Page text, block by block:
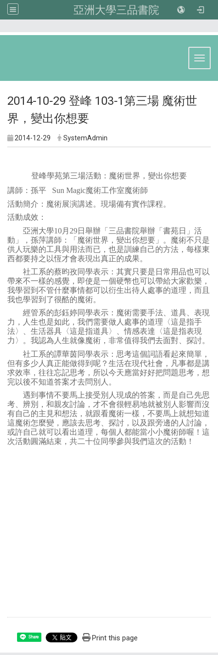
亞洲大學三品書院
2014-10-29 登峰 103-1第三場 魔術世
界，變出你想要
2014-12-29 SystemAdmin
登峰學苑第三場活動：魔術世界，變出你想要
講師：孫平 Sun Magic魔術工作室魔術師
活動簡介：魔術展演講述。現場備有實作課程。
活動成效：
亞洲大學10月29日舉辦「三品書院舉辦「書苑日」活
動」，孫萍講師：「魔術世界，變出你想要」。魔術不只是
供人玩樂的工具與用法而已，也是訓練自己的方法，每樣東
西都要持之以恆才會表現出真正的成果。
社工系的蔡昀孜同學表示：其實只要是日常用品也可以
帶來不一樣的感覺，即使是一個硬幣也可以帶給大家歡樂，
我學習到不管什麼事情都可以衍生出待人處事的道理，而且
我也學習到了很酷的魔術。
經管系的彭鈺婷同學表示：魔術需要手法、道具、表現
力，人生也是如此，我們需要做人處事的道理〈這是指手
法〉、生活器具〈這是指道具〉、情感表達〈這是指表現
力〉。我認為人生就像魔術，非常值得我們去面對、探討。
社工系的譚華茵同學表示：思考這個詞語看起來簡單，
但有多少人真正能做得到呢？生活在現代社會，凡事都是講
求效率，往往忘記思考，所以今天應當好好把問題思考，想
完以後不知道答案才去問別人。
遇到事情不要馬上接受別人現成的答案，而是自己先思
考、辨別，和親友討論，才不會很輕易地就被別人影響而沒
有自己的主見和想法，就跟看魔術一樣，不要馬上就想知道
這魔術怎麼變，應該去思考、探討，以及跟旁邊的人討論，
或許自己就可以看出道理，每個人都能當小小魔術師喔！這
次活動圓滿結束，共二十位同學參與我們這次的活動！
Share Print this page